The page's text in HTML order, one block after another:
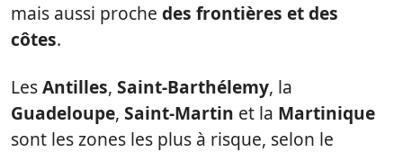
mais aussi proche des frontières et des
côtes.
LesAntilles, Saint-Barthélemy, la
Guadeloupe, Saint-Martin et la Martinique
sont les zones les plus à risque, selon le